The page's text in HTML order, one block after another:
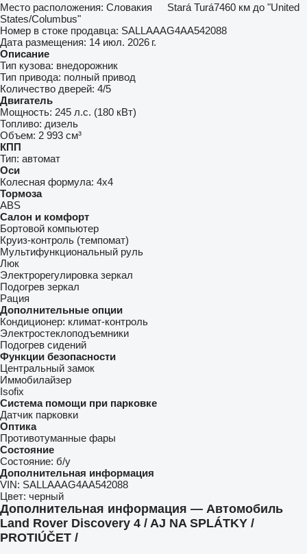
Место расположения: Словакия Stará Turá7460 км до "United
States/Columbus"
Номер в стоке продавца: SALLAAAG4AA542088
Дата размещения: 14 июл. 2026 г.
Описание
Тип кузова: внедорожник
Тип привода: полный привод
Количество дверей: 4/5
Двигатель
Мощность: 245 л.с. (180 кВт)
Топливо: дизель
Объем: 2 993 см³
КПП
Тип: автомат
Оси
Колесная формула: 4x4
Тормоза
ABS
Салон и комфорт
Бортовой компьютер
Круиз-контроль (темпомат)
Мультифункциональный руль
Люк
Электрорегулировка зеркал
Подогрев зеркал
Рация
Дополнительные опции
Кондиционер: климат-контроль
Электростеклоподъемники
Подогрев сидений
Функции безопасности
Центральный замок
Иммобилайзер
Isofix
Система помощи при парковке
Датчик парковки
Оптика
Противотуманные фары
Состояние
Состояние: б/у
Дополнительная информация
VIN: SALLAAAG4AA542088
Цвет: черный
Дополнительная информация — Автомобиль
Land Rover Discovery 4 / AJ NA SPLÁTKY /
PROTIÚČET /